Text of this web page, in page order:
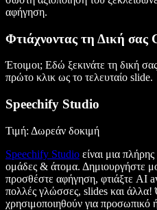
αφήγηση.
Φτιάχνοντας τη Δική σας
Έτοιμοι; Εδώ ξεκινάτε τη δική
πρώτο κλικ ως το τελευταίο slide.
Speechify Studio
Τιμή: Δωρεάν δοκιμή
Speechify Studio είναι μια
ομάδες & άτομα. Δημιουργήστε
προσθέστε αφήγηση, φτιάξτε AI
πολλές γλώσσες, slides και
χρησιμοποιηθούν για προσωπικό